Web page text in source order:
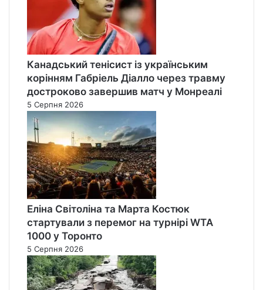
Канадський тенісист із українським
корінням Габріель Діалло через травму
достроково завершив матч у Монреалі
5 Серпня 2026
Еліна Світоліна та Марта Костюк
стартували з перемог на турнірі WTA
1000 у Торонто
5 Серпня 2026